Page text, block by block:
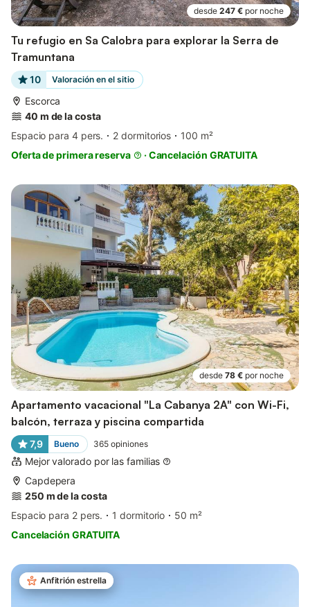
desde 247 € por noche
Tu refugio en Sa Calobra para explorar la Serra de
Tramuntana
10 Valoración en el sitio
Escorca
40 m de la costa
Espacio para 4 pers.
2 dormitorios
100 m²
Oferta de primera reserva
·Cancelación GRATUITA
desde 78 € por noche
Apartamento vacacional "La Cabanya 2A" con Wi-Fi,
balcón, terraza y piscina compartida
7,9 Bueno 365 opiniones
Mejor valorado por las familias
Capdepera
250 m de la costa
Espacio para 2 pers.
1 dormitorio
50 m²
Cancelación GRATUITA
Anfitrión estrella